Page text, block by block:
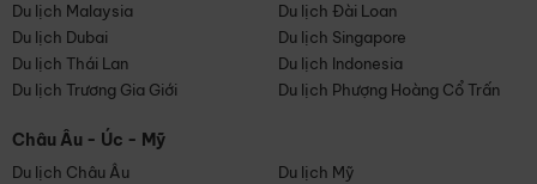
Du lịch Malaysia
Du lịch Đài Loan
Du lịch Dubai
Du lịch Singapore
Du lịch Thái Lan
Du lịch Indonesia
Du lịch Trương Gia Giới
Du lịch Phượng Hoàng Cổ Trấn
Châu Âu - Úc - Mỹ
Du lịch Châu Âu
Du lịch Mỹ